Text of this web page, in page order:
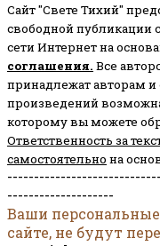
Сайт "Свете Тихий"
свободной публикации
сети Интернет на
соглашения. Все
принадлежат авторам и
произведений возможна
которому вы можете
Ответственность за
самостоятельно на
--------------------
Ваши
сайте, не будут